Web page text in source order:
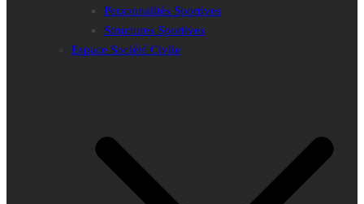
Personnalités Sportives
Structures Sportives
Espace Société Civile